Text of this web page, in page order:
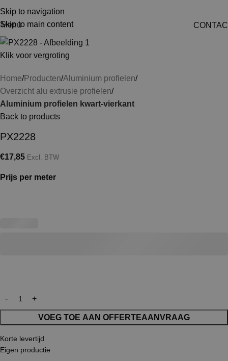
Skip to navigation
Skip to main content
Menu
Klik voor vergroting
Home Producten Aluminium profielen
Overzicht alu extrusie profielen
Aluminium profielen kwart-vierkant
Back to products
PX2228
€17,85 Excl. BTW
Prijs per meter
VOEG TOE AAN OFFERTEAANVRAAG
Korte levertijd
Eigen productie